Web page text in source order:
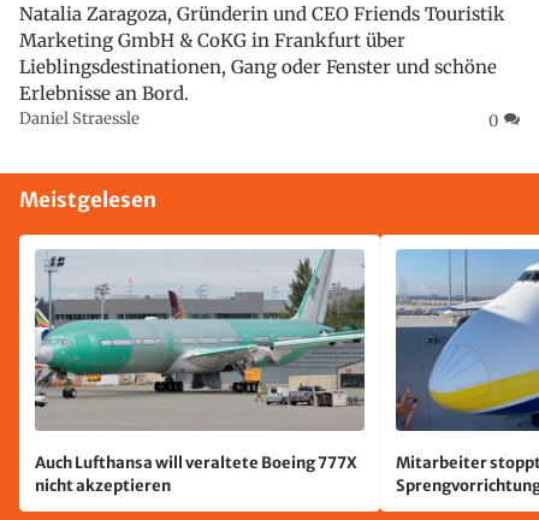
Natalia Zaragoza, Gründerin und CEO Friends Touristik
Marketing GmbH & CoKG in Frankfurt über
Lieblingsdestinationen, Gang oder Fenster und schöne
Erlebnisse an Bord.
Daniel Straessle 0
Meistgelesen
Auch Lufthansa will veraltete Boeing 777X
nicht akzeptieren
Mitarbeiter
Leipzig/Halle